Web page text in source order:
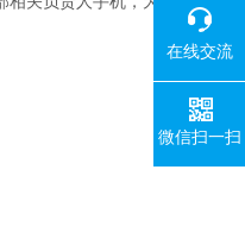
在线交流
微信扫一扫